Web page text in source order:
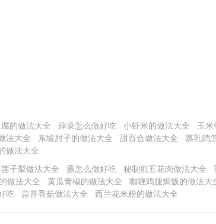
的做法大全 蔊菜怎么做好吃 小虾米的做法大全 玉米
法大全 东坡肘子的做法大全 甜百合做法大全 蒸乳鸽
做法大全
子梨做法大全 蕨怎么做好吃 秘制煎五花肉做法大全
做法大全 黄瓜青椒的做法大全 咖喱鸡腿焗饭的做法大
吃 蒜苔香菇做法大全 西兰花米粉的做法大全